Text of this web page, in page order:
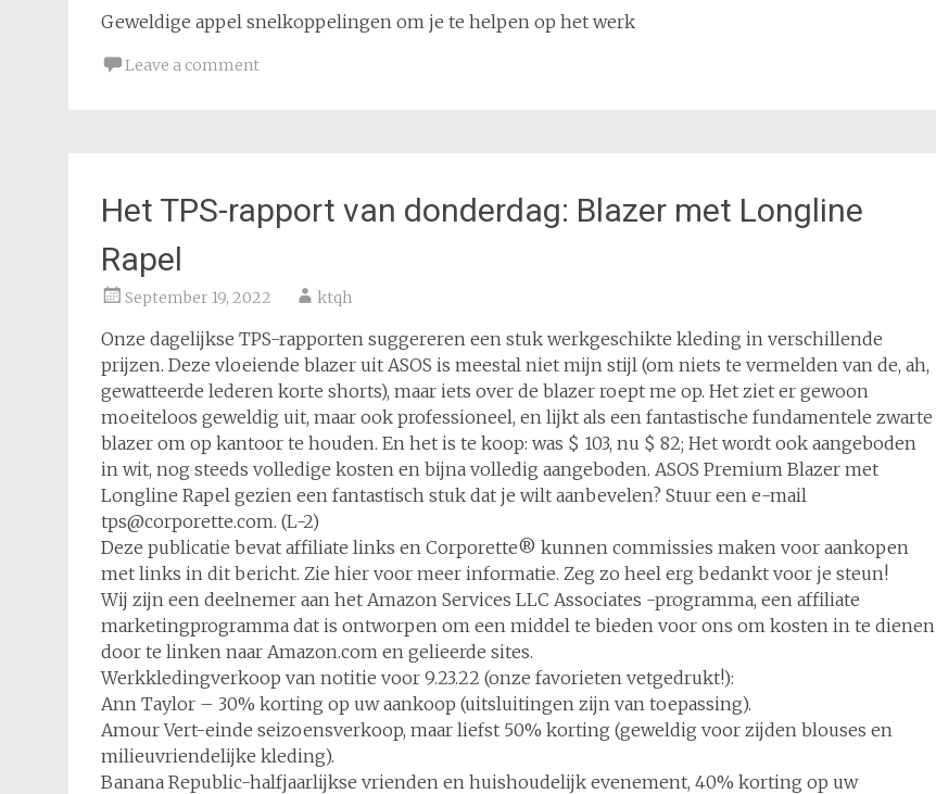
Geweldige appel snelkoppelingen om je te helpen op het werk
Leave a comment
Het TPS-rapport van donderdag: Blazer met Longline
Rapel
September 19, 2022 ktqh
Onze dagelijkse TPS-rapporten suggereren een stuk werkgeschikte kleding in verschillende
prijzen. Deze vloeiende blazer uit ASOS is meestal niet mijn stijl (om niets te vermelden van de, ah,
gewatteerde lederen korte shorts), maar iets over de blazer roept me op. Het ziet er gewoon
moeiteloos geweldig uit, maar ook professioneel, en lijkt als een fantastische fundamentele zwarte
blazer om op kantoor te houden. En het is te koop: was $ 103, nu $ 82; Het wordt ook aangeboden
in wit, nog steeds volledige kosten en bijna volledig aangeboden. ASOS Premium Blazer met
Longline Rapel gezien een fantastisch stuk dat je wilt aanbevelen? Stuur een e-mail
tps@corporette.com. (L-2)
Deze publicatie bevat affiliate links en Corporette® kunnen commissies maken voor aankopen
met links in dit bericht. Zie hier voor meer informatie. Zeg zo heel erg bedankt voor je steun!
Wij zijn een deelnemer aan het Amazon Services LLC Associates -programma, een affiliate
marketingprogramma dat is ontworpen om een ​​middel te bieden voor ons om kosten in te dienen
door te linken naar Amazon.com en gelieerde sites.
Werkkledingverkoop van notitie voor 9.23.22 (onze favorieten vetgedrukt!):
Ann Taylor – 30% korting op uw aankoop (uitsluitingen zijn van toepassing).
Amour Vert-einde seizoensverkoop, maar liefst 50% korting (geweldig voor zijden blouses en
milieuvriendelijke kleding).
Banana Republic-halfjaarlijkse vrienden en huishoudelijk evenement, 40% korting op uw